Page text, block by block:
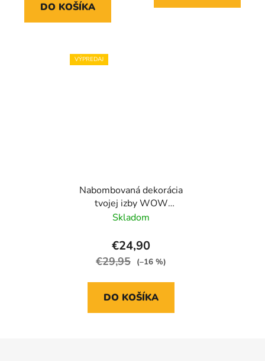
DO KOŠÍKA
VÝPREDAJ
Nabombovaná dekorácia
tvojej izby WOW
Generation
Skladom
€24,90
€29,95 (–16 %)
DO KOŠÍKA